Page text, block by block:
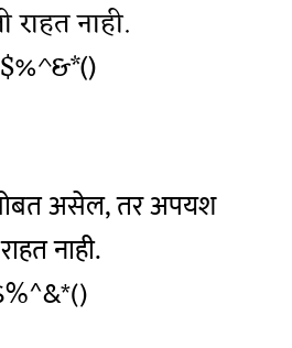
राहत नाही.
सोबत असेल, तर अपयश
नाही.